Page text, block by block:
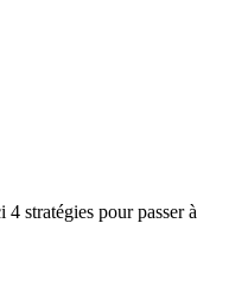
stratégies pour passer à